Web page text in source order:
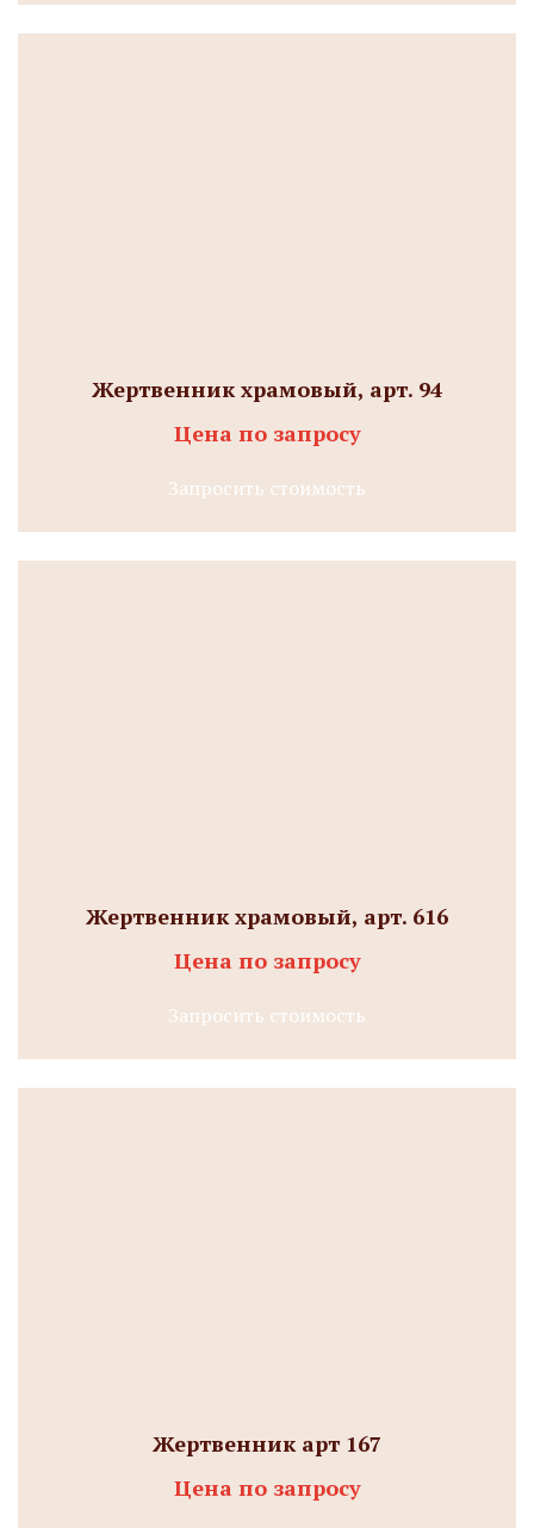
Жертвенник храмовый, арт. 94
Цена по запросу
Запросить стоимость
Жертвенник храмовый, арт. 616
Цена по запросу
Запросить стоимость
Жертвенник арт 167
Цена по запросу